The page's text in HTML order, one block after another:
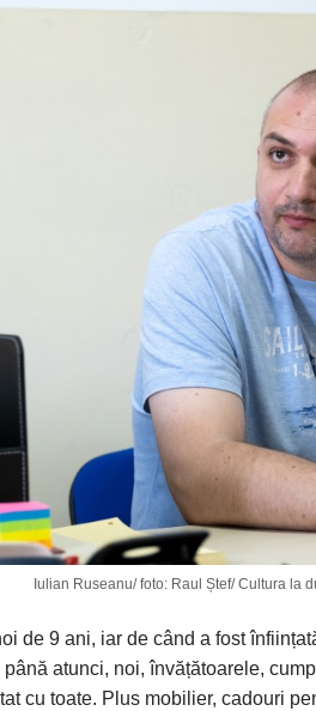
Iulian Ruseanu/ foto: Raul Ștef/ Cultura la
de 9 ani, iar de când a fost
atunci, noi, învățătoarele,
cu toate. Plus mobilier, cadouri